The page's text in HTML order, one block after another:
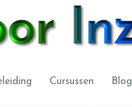
Cursussen Blog